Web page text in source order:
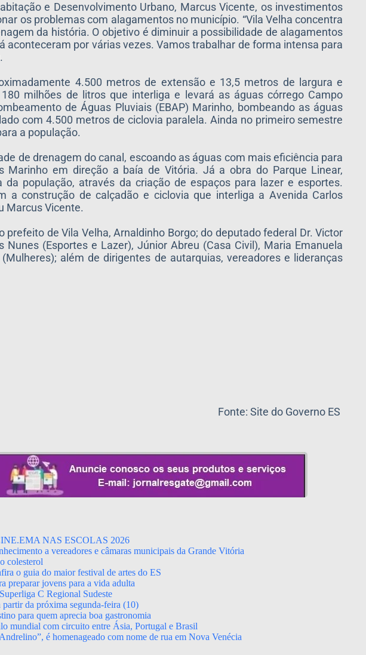
e Desenvolvimento Urbano, Marcus Vicente, os investimentos
os problemas com alagamentos no município. “Vila Velha concentra
da história. O objetivo é diminuir a possibilidade de alagamentos
por várias vezes. Vamos trabalhar de forma intensa para
4.500 metros de extensão e 13,5 metros de largura e
milhões de litros que interliga e levará as águas córrego Campo
de Águas Pluviais (EBAP) Marinho, bombeando as águas
com 4.500 metros de ciclovia paralela. Ainda no primeiro semestre
a população.
de drenagem do canal, escoando as águas com mais eficiência para
Marinho em direção a baía de Vitória. Já a obra do Parque Linear,
população, através da criação de espaços para lazer e esportes.
a construção de calçadão e ciclovia que interliga a Avenida Carlos
Marcus Vicente.
de Vila Velha, Arnaldinho Borgo; do deputado federal Dr. Victor
(Esportes e Lazer), Júnior Abreu (Casa Civil), Maria Emanuela
além de dirigentes de autarquias, vereadores e lideranças
Fonte: Site do Governo ES
NAS ESCOLAS 2026
a vereadores e câmaras municipais da Grande Vitória
colesterol
o guia do maior festival de artes do ES
preparar jovens para a vida adulta
C Regional Sudeste
da próxima segunda-feira (10)
para quem aprecia boa gastronomia
mundial com circuito entre Ásia, Portugal e Brasil
é homenageado com nome de rua em Nova Venécia